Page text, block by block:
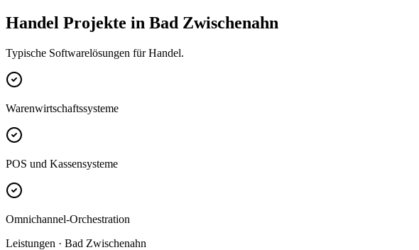
Handel Projekte in Bad Zwischenahn
Typische Softwarelösungen für Handel.
Warenwirtschaftssysteme
POS und Kassensysteme
Omnichannel-Orchestration
Leistungen · Bad Zwischenahn